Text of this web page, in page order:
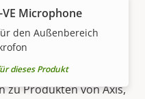
VE Microphone
den Außenbereich
dieses Produkt
und
zu Produkten von Axis,